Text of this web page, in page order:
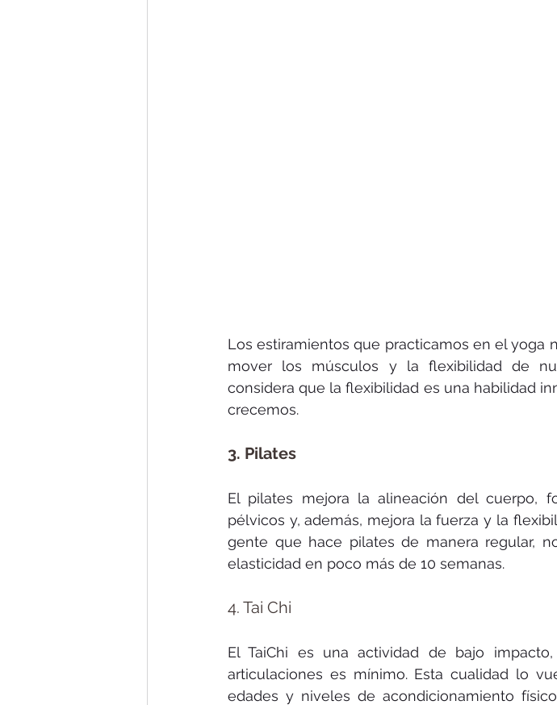
Los estiramientos que practicamos en el yoga
mover los músculos y la flexibilidad de
considera que la flexibilidad es una habilidad
crecemos.
3. Pilates
El pilates mejora la alineación del cuerpo,
pélvicos y, además, mejora la fuerza y la
gente que hace pilates de manera regular,
elasticidad en poco más de 10 semanas.
4. Tai Chi
El TaiChi es una actividad de bajo
articulaciones es mínimo. Esta cualidad lo
edades y niveles de acondicionamiento